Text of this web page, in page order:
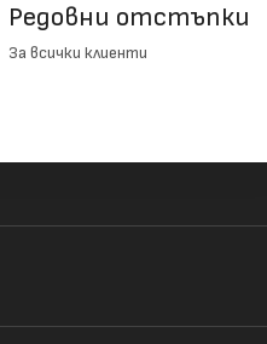
Редовни отстъпки
За всички клиенти